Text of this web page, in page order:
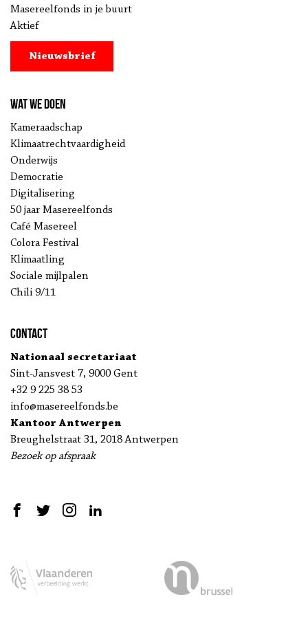
Masereelfonds in je buurt
Aktief
Nieuwsbrief
Wat we doen
Kameraadschap
Klimaatrechtvaardigheid
Onderwijs
Democratie
Digitalisering
50 jaar Masereelfonds
Café Masereel
Colora Festival
Klimaatling
Sociale mijlpalen
Chili 9/11
Contact
Nationaal secretariaat
Sint-Jansvest 7, 9000 Gent
+32 9 225 38 53
info@masereelfonds.be
Kantoor Antwerpen
Breughelstraat 31, 2018 Antwerpen
Bezoek op afspraak